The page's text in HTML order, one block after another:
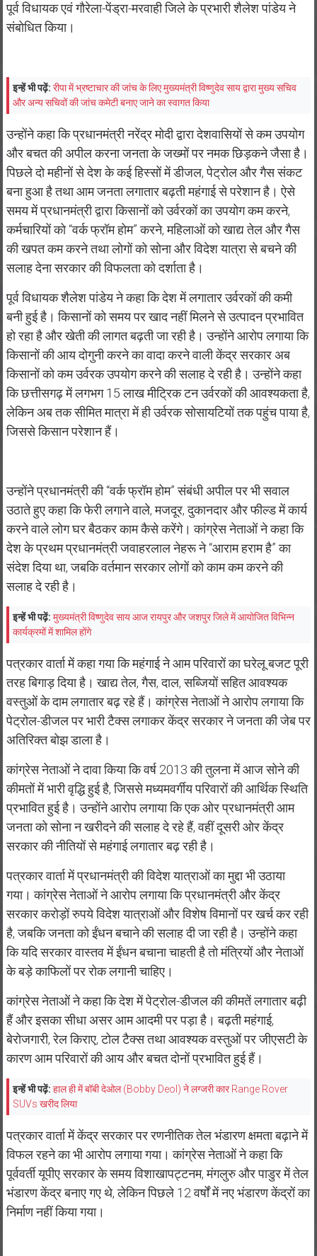
पूर्व विधायक एवं गौरेला-पेंड्रा-मरवाही जिले के प्रभारी शैलेश पांडेय ने
संबोधित किया।
इन्हें भी पढ़ें: रीपा में भ्रष्टाचार की जांच के लिए मुख्यमंत्री विष्णुदेव साय द्वारा मुख्य सचिव
और अन्य सचिवों की जांच कमेटी बनाए जाने का स्वागत किया
उन्होंने कहा कि प्रधानमंत्री नरेंद्र मोदी द्वारा देशवासियों से कम उपयोग
और बचत की अपील करना जनता के जख्मों पर नमक छिड़कने जैसा है।
पिछले दो महीनों से देश के कई हिस्सों में डीजल, पेट्रोल और गैस संकट
बना हुआ है तथा आम जनता लगातार बढ़ती महंगाई से परेशान है। ऐसे
समय में प्रधानमंत्री द्वारा किसानों को उर्वरकों का उपयोग कम करने,
कर्मचारियों को “वर्क फ्रॉम होम” करने, महिलाओं को खाद्य तेल और गैस
की खपत कम करने तथा लोगों को सोना और विदेश यात्रा से बचने की
सलाह देना सरकार की विफलता को दर्शाता है।
पूर्व विधायक शैलेश पांडेय ने कहा कि देश में लगातार उर्वरकों की कमी
बनी हुई है। किसानों को समय पर खाद नहीं मिलने से उत्पादन प्रभावित
हो रहा है और खेती की लागत बढ़ती जा रही है। उन्होंने आरोप लगाया कि
किसानों की आय दोगुनी करने का वादा करने वाली केंद्र सरकार अब
किसानों को कम उर्वरक उपयोग करने की सलाह दे रही है। उन्होंने कहा
कि छत्तीसगढ़ में लगभग 15 लाख मीट्रिक टन उर्वरकों की आवश्यकता है,
लेकिन अब तक सीमित मात्रा में ही उर्वरक सोसायटियों तक पहुंच पाया है,
जिससे किसान परेशान हैं।
उन्होंने प्रधानमंत्री की “वर्क फ्रॉम होम” संबंधी अपील पर भी सवाल
उठाते हुए कहा कि फेरी लगाने वाले, मजदूर, दुकानदार और फील्ड में कार्य
करने वाले लोग घर बैठकर काम कैसे करेंगे। कांग्रेस नेताओं ने कहा कि
देश के प्रथम प्रधानमंत्री जवाहरलाल नेहरू ने “आराम हराम है” का
संदेश दिया था, जबकि वर्तमान सरकार लोगों को काम कम करने की
सलाह दे रही है।
इन्हें भी पढ़ें: मुख्यमंत्री विष्णुदेव साय आज रायपुर और जशपुर जिले में आयोजित विभिन्न
कार्यक्रमों में शामिल होंगे
पत्रकार वार्ता में कहा गया कि महंगाई ने आम परिवारों का घरेलू बजट पूरी
तरह बिगाड़ दिया है। खाद्य तेल, गैस, दाल, सब्जियों सहित आवश्यक
वस्तुओं के दाम लगातार बढ़ रहे हैं। कांग्रेस नेताओं ने आरोप लगाया कि
पेट्रोल-डीजल पर भारी टैक्स लगाकर केंद्र सरकार ने जनता की जेब पर
अतिरिक्त बोझ डाला है।
कांग्रेस नेताओं ने दावा किया कि वर्ष 2013 की तुलना में आज सोने की
कीमतों में भारी वृद्धि हुई है, जिससे मध्यमवर्गीय परिवारों की आर्थिक स्थिति
प्रभावित हुई है। उन्होंने आरोप लगाया कि एक ओर प्रधानमंत्री आम
जनता को सोना न खरीदने की सलाह दे रहे हैं, वहीं दूसरी ओर केंद्र
सरकार की नीतियों से महंगाई लगातार बढ़ रही है।
पत्रकार वार्ता में प्रधानमंत्री की विदेश यात्राओं का मुद्दा भी उठाया
गया। कांग्रेस नेताओं ने आरोप लगाया कि प्रधानमंत्री और केंद्र
सरकार करोड़ों रुपये विदेश यात्राओं और विशेष विमानों पर खर्च कर रही
है, जबकि जनता को ईंधन बचाने की सलाह दी जा रही है। उन्होंने कहा
कि यदि सरकार वास्तव में ईंधन बचाना चाहती है तो मंत्रियों और नेताओं
के बड़े काफिलों पर रोक लगानी चाहिए।
कांग्रेस नेताओं ने कहा कि देश में पेट्रोल-डीजल की कीमतें लगातार बढ़ी
हैं और इसका सीधा असर आम आदमी पर पड़ा है। बढ़ती महंगाई,
बेरोजगारी, रेल किराए, टोल टैक्स तथा आवश्यक वस्तुओं पर जीएसटी के
कारण आम परिवारों की आय और बचत दोनों प्रभावित हुई हैं।
इन्हें भी पढ़ें: हाल ही में बॉबी देओल (Bobby Deol) ने लग्जरी कार Range Rover
SUVs खरीद लिया
पत्रकार वार्ता में केंद्र सरकार पर रणनीतिक तेल भंडारण क्षमता बढ़ाने में
विफल रहने का भी आरोप लगाया गया। कांग्रेस नेताओं ने कहा कि
पूर्ववर्ती यूपीए सरकार के समय विशाखापट्टनम, मंगलुरु और पाडुर में तेल
भंडारण केंद्र बनाए गए थे, लेकिन पिछले 12 वर्षों में नए भंडारण केंद्रों का
निर्माण नहीं किया गया।